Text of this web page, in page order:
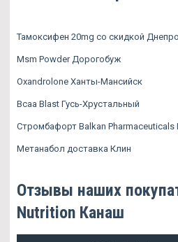
Тамоксифен 20mg со скидкой
Msm Powder Дорогобуж
Oxandrolone Ханты-Мансийск
Bcaa Blast Гусь-Хрустальный
Стромбафорт Balkan Pharmaceuticals
Метанабол доставка Клин
Отзывы наших
Nutrition Канаш